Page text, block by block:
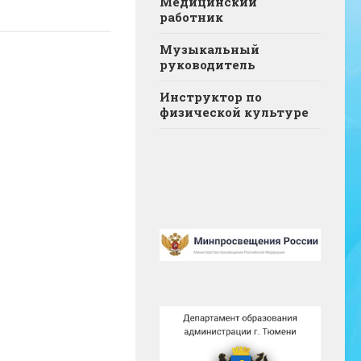
работник
Музыкальный
руководитель
Инструктор по
физической культуре